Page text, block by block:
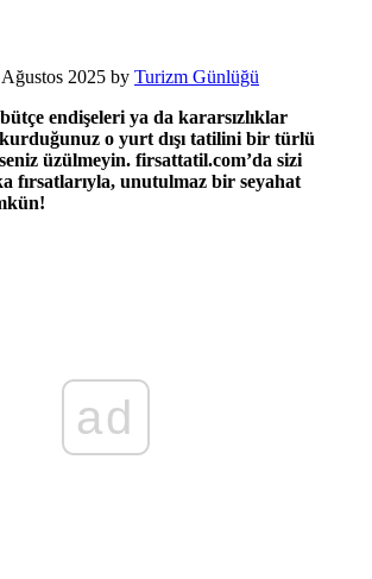
2025 by Turizm Günlüğü
endişeleri ya da kararsızlıklar
o yurt dışı tatilini bir türlü
üzülmeyin. firsattatil.com’da sizi
fırsatlarıyla, unutulmaz bir seyahat
ad